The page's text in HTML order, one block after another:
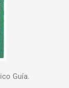
Guía.